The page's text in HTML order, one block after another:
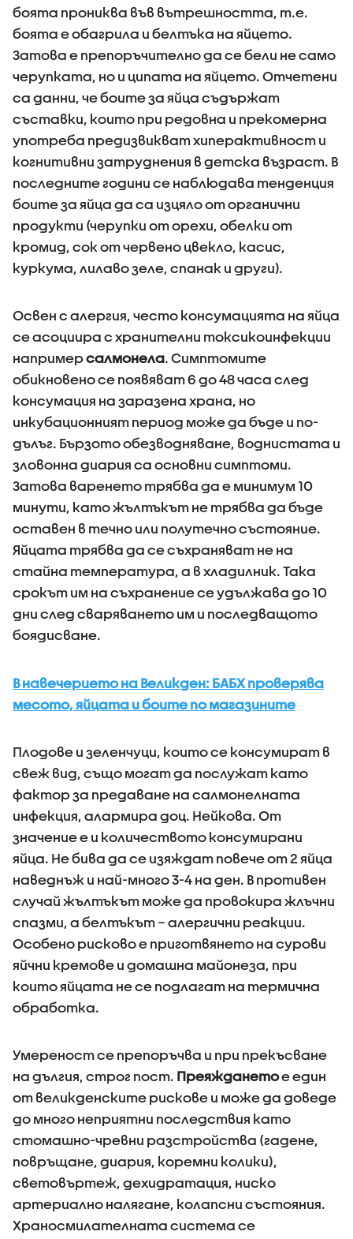
боята прониква във вътрешността, т.е.
боята е обагрила и белтъка на яйцето.
Затова е препоръчително да се бели не само
черупката, но и ципата на яйцето. Отчетени
са данни, че боите за яйца съдържат
съставки, които при редовна и прекомерна
употреба предизвикват хиперактивност и
когнитивни затруднения в детска възраст. В
последните години се наблюдава тенденция
боите за яйца да са изцяло от органични
продукти (черупки от орехи, обелки от
кромид, сок от червено цвекло, касис,
куркума, лилаво зеле, спанак и други).
Освен с алергия, често консумацията на яйца
се асоциира с хранителни токсикоинфекции
напримерсалмонела. Симптомите
обикновено се появяват 6 до 48 часа след
консумация на заразена храна, но
инкубационният период може да бъде и по-
дълъг. Бързото обезводняване, воднистата и
зловонна диария са основни симптоми.
Затова варенето трябва да е минимум 10
минути, като жълтъкът не трябва да бъде
оставен в течно или полутечно състояние.
Яйцата трябва да се съхраняват не на
стайна температура, а в хладилник. Така
срокът им на съхранение се удължава до 10
дни след сваряването им и последващото
боядисване.
В навечерието на Великден: БАБХ проверява
месото, яйцата и боите по магазините
Плодове и зеленчуци, които се консумират в
свеж вид, също могат да послужат като
фактор за предаване на салмонелната
инфекция, алармира доц. Нейкова. От
значение е и количеството консумирани
яйца. Не бива да се изяждат повече от 2 яйца
наведнъж и най-много 3-4 на ден. В противен
случай жълтъкът може да провокира жлъчни
спазми, а белтъкът – алергични реакции.
Особено рисково е приготвянето на сурови
яйчни кремове и домашна майонеза, при
които яйцата не се подлагат на термична
обработка.
Умереност се препоръчва и при прекъсване
на дългия, строг пост. Преяжданетое един
от великденските рискове и може да доведе
до много неприятни последствия като
стомашно-чревни разстройства (гадене,
повръщане, диария, коремни колики),
световъртеж, дехидратация, ниско
артериално налягане, колапсни състояния.
Храносмилателната система се